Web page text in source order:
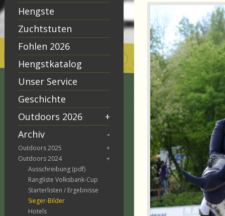
Hengste
Zuchtstuten
Fohlen 2026
Hengstkatalog
Unser Service
Geschichte
Outdoors 2026
+
Archiv
-
Outdoors 2025
+
Outdoors 2024
+
Ausschreibung (pdf)
Rangliste Volksbank-Cup
Starterlisten / Ergebnisse
Sieger-Bilder
Hotels